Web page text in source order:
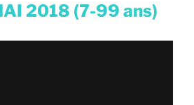
2018 (7-99 ans)